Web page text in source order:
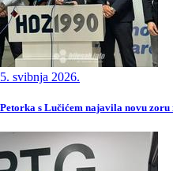
5. svibnja 2026.
Petorka s Lučićem najavila novu